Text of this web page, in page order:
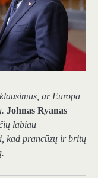
ar Europa
Johnas Ryanas
labiau
kad prancūzų ir britų